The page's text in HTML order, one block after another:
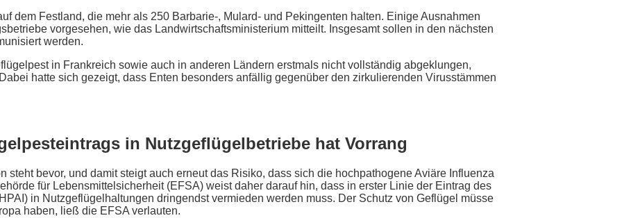
dem Festland, die mehr als 250 Barbarie-, Mulard- und Pekingenten halten. Einige Ausnahmen
vorgesehen, wie das Landwirtschaftsministerium mitteilt. Insgesamt sollen in den nächsten
werden.
in Frankreich sowie auch in anderen Ländern erstmals nicht vollständig abgeklungen,
hatte sich gezeigt, dass Enten besonders anfällig gegenüber den zirkulierenden Virusstämmen
in Nutzgeflügelbetriebe hat Vorrang
steht bevor, und damit steigt auch erneut das Risiko, dass sich die hochpathogene Aviäre Influenza
für Lebensmittelsicherheit (EFSA) weist daher darauf hin, dass in erster Linie der Eintrag des
in Nutzgeflügelhaltungen dringendst vermieden werden muss. Der Schutz von Geflügel müsse
haben, ließ die EFSA verlauten.